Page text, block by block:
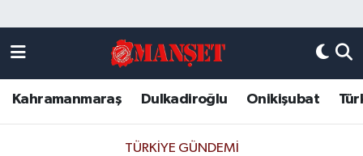
Kahramanmaraş Dulkadiroğlu Onikişubat
TÜRKIYE GÜNDEMI
DULKADİROĞLU
KAHRAMANMARAŞ
Kahramanmaraş Nöbetçi Eczaneler
Kahramanmaraş Hava Durumu
Kahramanmaraş Trafik Yoğunluk Haritası